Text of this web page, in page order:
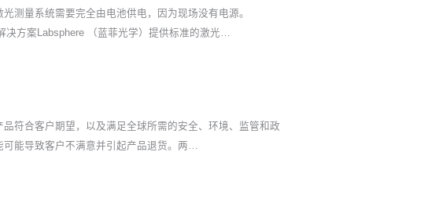
测量系统需要完全由电池供电，因为现场没有电源。
决方案Labsphere （蓝菲光学）提供标准的激光…
符合客户期望，以及满足全球所需的安全、环境、监管和政
能导致客户不满意并引起产品退货。两…